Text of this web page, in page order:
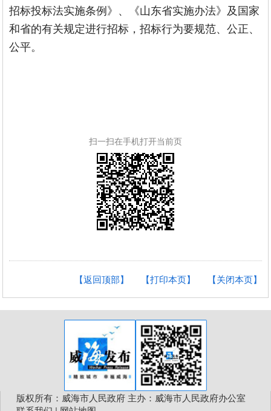
招标投标法实施条例》、《山东省实施办法》及国家
和省的有关规定进行招标，招标行为要规范、公正、
公平。
扫一扫在手机打开当前页
【关闭本页】
【打印本页】
【返回顶部】
版权所有：威海市人民政府 主办：威海市人民政府办公室